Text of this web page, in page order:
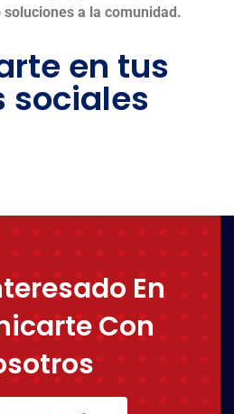
a la comunidad.
en tus
sociales
En
Con